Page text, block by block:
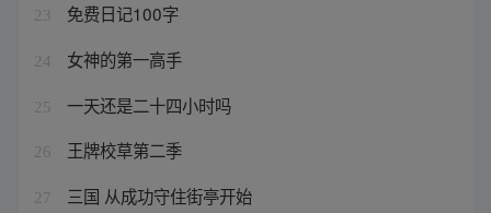
23 免费日记100字
24 女神的第一高手
25 一天还是二十四小时吗
26 王牌校草第二季
27 三国 从成功守住街亭开始